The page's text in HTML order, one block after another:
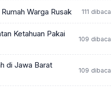
Warga Rusak 111 dibaca
Ketahuan Pakai
109 dibaca
di Jawa Barat
109 dibaca